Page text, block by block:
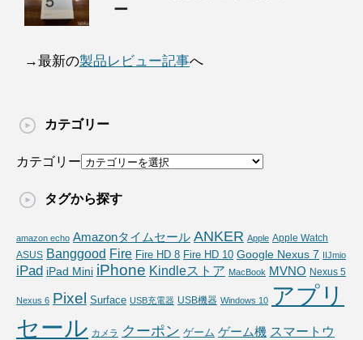
ー
→最新の製品レビュー記事へ
カテゴリー
カテゴリー
タグから探す
amazon echo Amazonタイムセール ANKER Apple Apple Watch
ASUS Banggood Fire Fire HD 8 Fire HD 10 Google Nexus 7 IIJmio
iPad iPad Mini iPhone Kindleストア MacBook MVNO Nexus 5
Nexus 6 Pixel Surface USB充電器 USB機器 Windows 10 アプリ
セール カメラ クーポン ゲーム ゲーム機 スマートウ